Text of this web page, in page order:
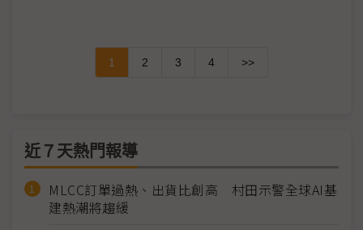
1 2 3 4 >>
近７天熱門報導
MLCC訂單過熱、出貨比創高 村田示警全球AI基
建熱潮將趨緩